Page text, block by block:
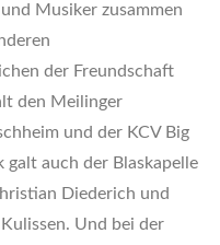
Musiker zusammen
der Freundschaft
den Meilinger
und der KCV Big
galt auch der Blaskapelle
Diederich und
Und bei der